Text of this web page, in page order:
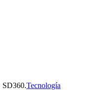
SD360.Tecnología